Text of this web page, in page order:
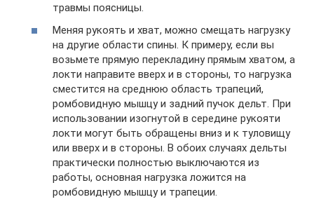
травмы поясницы.
Меняя рукоять и хват, можно смещать нагрузку
на другие области спины. К примеру, если вы
возьмете прямую перекладину прямым хватом, а
локти направите вверх и в стороны, то нагрузка
сместится на среднюю область трапеций,
ромбовидную мышцу и задний пучок дельт. При
использовании изогнутой в середине рукояти
локти могут быть обращены вниз и к туловищу
или вверх и в стороны. В обоих случаях дельты
практически полностью выключаются из
работы, основная нагрузка ложится на
ромбовидную мышцу и трапеции.